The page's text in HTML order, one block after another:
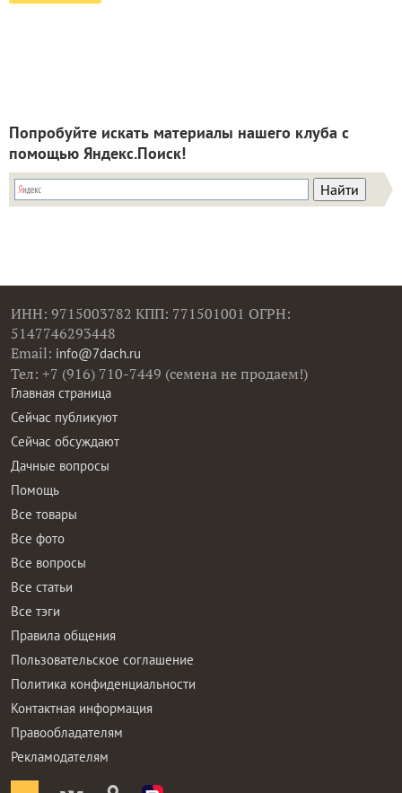
Попробуйте искать материалы нашего клуба с
помощью Яндекс.Поиск!
ИНН: 9715003782 КПП: 771501001 ОГРН:
5147746293448
Email: info@7dach.ru
Тел: +7 (916) 710-7449 (семена не продаем!)
Главная страница
Сейчас публикуют
Сейчас обсуждают
Дачные вопросы
Помощь
Все товары
Все фото
Все вопросы
Все статьи
Все тэги
Правила общения
Пользовательское соглашение
Политика конфиденциальности
Контактная информация
Правообладателям
Рекламодателям